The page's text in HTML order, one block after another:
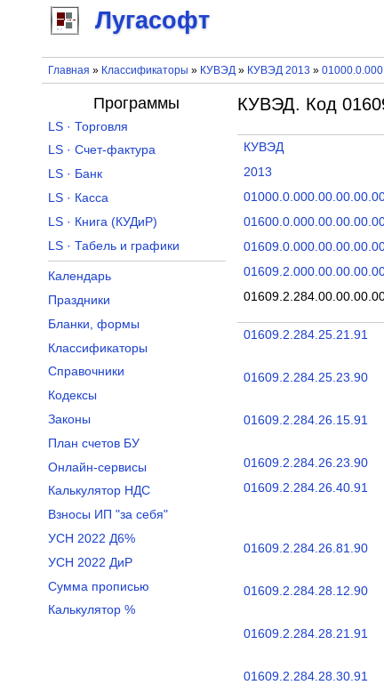
Лугасофт
Главная » Классификаторы » КУВЭД» КУВЭД 2013 »
КУВЭД. Код
КУВЭД
2013
01609.2.284.25.21.91
01609.2.284.25.23.90
01609.2.284.26.15.91
01609.2.284.26.23.90
01609.2.284.26.40.91
01609.2.284.26.81.90
01609.2.284.28.12.90
01609.2.284.28.21.91
01609.2.284.28.30.91
Программы
LS · Торговля
LS · Счет-фактура
LS · Банк
LS · Касса
LS · Книга (КУДиР)
LS · Табель и графики
Календарь
Праздники
Бланки, формы
Классификаторы
Справочники
Кодексы
Законы
План счетов БУ
Онлайн-сервисы
Калькулятор НДС
Взносы ИП "за себя"
УСН 2022 Д6%
УСН 2022 ДиР
Сумма прописью
Калькулятор %